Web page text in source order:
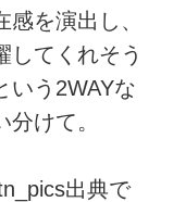
を演出し、
してくれそう
いう2WAYな
けて。
出典で